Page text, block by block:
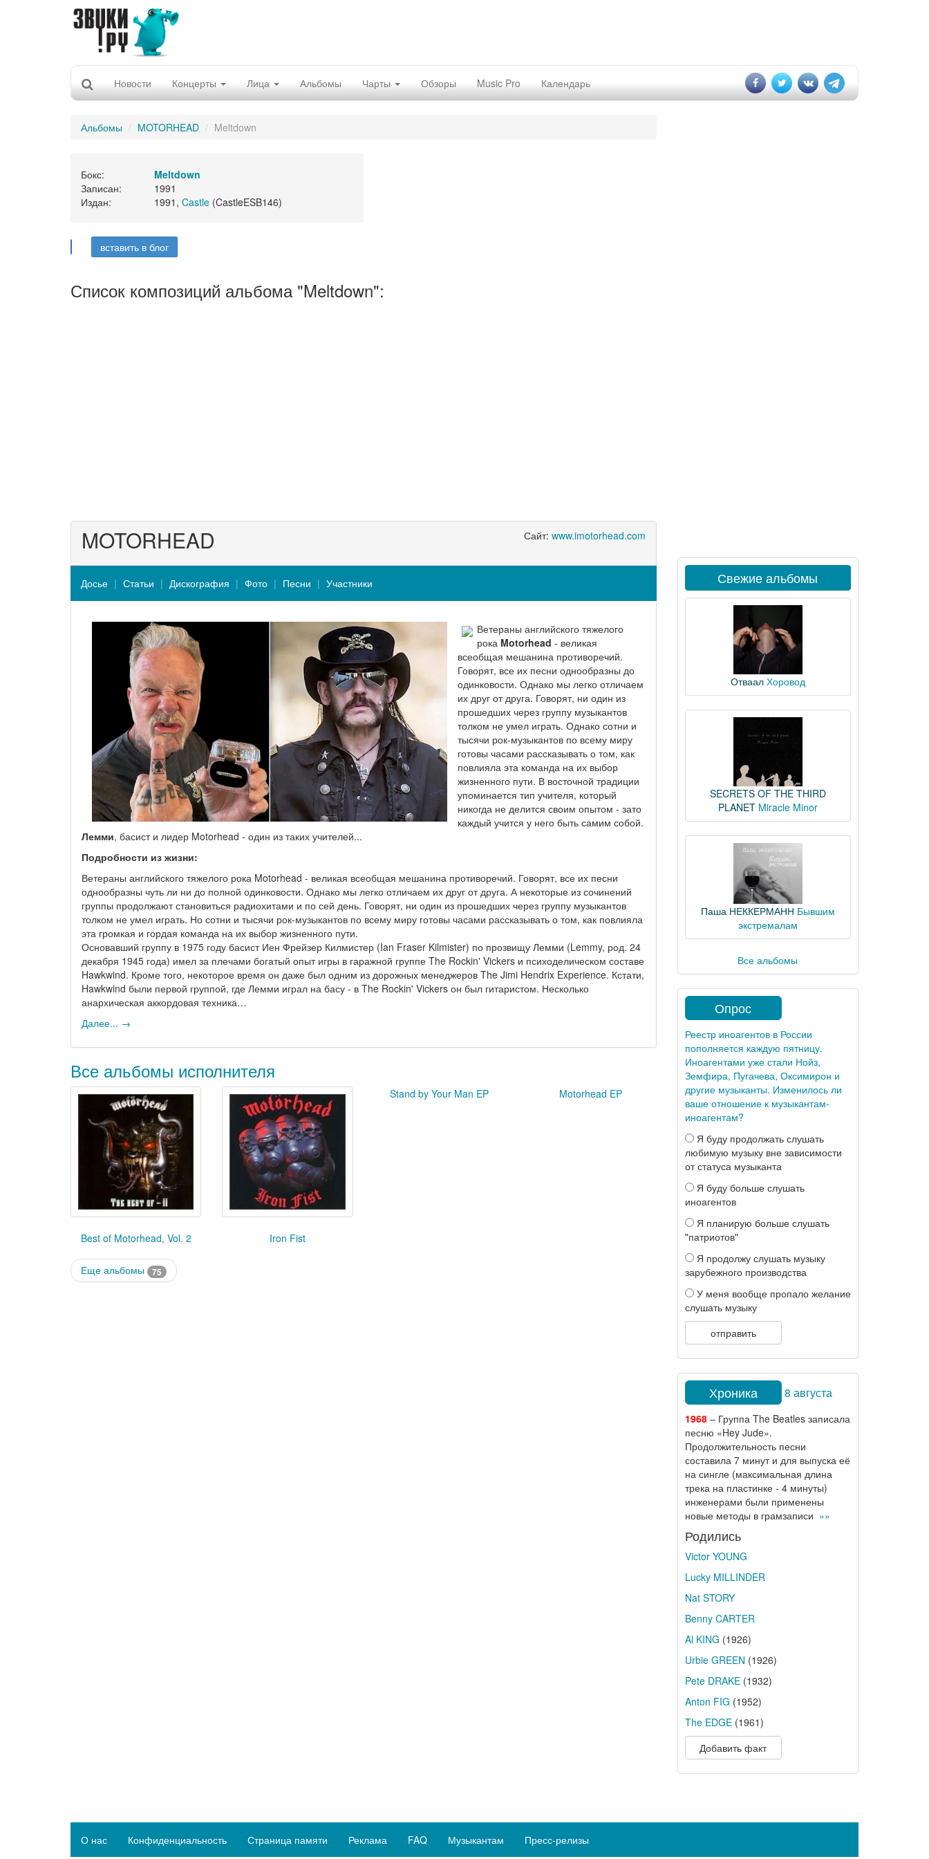
Новости Концерты Лица Альбомы Чарты Обзоры Music Pro Календарь
Альбомы MOTORHEAD Meltdown
Бокс:
Meltdown
Записан:
1991
Издан:
1991, Castle(CastleESB146)
вставить в блог
Список композиций альбома "Meltdown":
Сайт: www.imotorhead.com
MOTORHEAD
Досье Статьи Дискография Фото Песни Участники
Ветераны английского тяжелого
рока Motorhead - великая
всеобщая мешанина противоречий.
Говорят, все их песни однообразны до
одинковости. Однако мы легко отличаем
их друг от друга. Говорят, ни один из
прошедших через группу музыкантов
толком не умел играть. Однако сотни и
тысячи рок-музыкантов по всему миру
готовы часами рассказывать о том, как
повлияла эта команда на их выбор
жизненного пути. В восточной традиции
упоминается тип учителя, который
никогда не делится своим опытом - зато
каждый учится у него быть самим собой.
Лемми, басист и лидер Motorhead - один из таких учителей...
Подробности из жизни:
Ветераны английского тяжелого рока Motorhead - великая всеобщая мешанина противоречий. Говорят, все их песни
однообразны чуть ли ни до полной одинковости. Однако мы легко отличаем их друг от друга. А некоторые из сочинений
группы продолжают становиться радиохитами и по сей день. Говорят, ни один из прошедших через группу музыкантов
толком не умел играть. Но сотни и тысячи рок-музыкантов по всему миру готовы часами рассказывать о том, как повлияла
эта громкая и гордая команда на их выбор жизненного пути.
Основавший группу в 1975 году басист Иен Фрейзер Килмистер (Ian Fraser Kilmister) по прозвищу Лемми (Lemmy, род. 24
декабря 1945 года) имел за плечами богатый опыт игры в гаражной группе The Rockin' Vickers и психоделическом составе
Hawkwind. Кроме того, некоторое время он даже был одним из дорожных менеджеров The Jimi Hendrix Experience. Кстати,
Hawkwind были первой группой, где Лемми играл на басу - в The Rockin' Vickers он был гитаристом. Несколько
анархическая аккордовая техника…
Далее... →
Все альбомы исполнителя
Best of Motorhead, Vol. 2 Iron Fist
Stand by Your Man EP Motorhead EP
Еще альбомы 75
Свежие альбомы
Отваал Хоровод
SECRETS OF THE THIRD
PLANET Miracle Minor
Паша НЕККЕРМАНН Бывшим
экстремалам
Все альбомы
Опрос
Реестр иноагентов в России
пополняется каждую пятницу.
Иноагентами уже стали Нойз,
Земфира, Пугачева, Оксимирон и
другие музыканты. Изменилось ли
ваше отношение к музыкантам-
иноагентам?
Я буду продолжать слушать
любимую музыку вне зависимости
от статуса музыканта
Я буду больше слушать
иноагентов
Я планирую больше слушать
"патриотов"
Я продолжу слушать музыку
зарубежного производства
У меня вообще пропало желание
слушать музыку
отправить
Хроника 8 августа
1968– Группа The Beatles записала
песню «Hey Jude».
Продолжительность песни
составила 7 минут и для выпуска её
на сингле (максимальная длина
трека на пластинке - 4 минуты)
инженерами были применены
новые методы в грамзаписи »»
Родились
Victor YOUNG
Lucky MILLINDER
Nat STORY
Benny CARTER
Al KING (1926)
Urbie GREEN (1926)
Pete DRAKE(1932)
Anton FIG (1952)
The EDGE(1961)
Добавить факт
О нас Конфиденциальность Страница памяти Реклама FAQ Музыкантам Пресс-релизы